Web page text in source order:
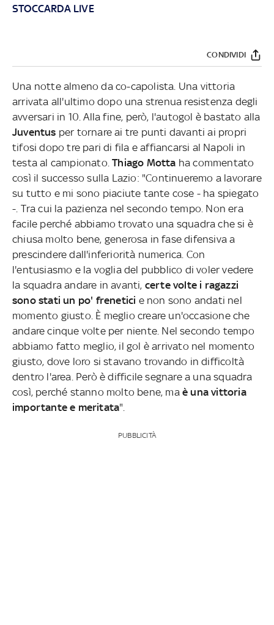
STOCCARDA LIVE
CONDIVIDI
Una notte almeno da co-capolista. Una vittoria
arrivata all'ultimo dopo una strenua resistenza degli
avversari in 10. Alla fine, però, l'autogol è bastato alla
Juventus per tornare ai tre punti davanti ai propri
tifosi dopo tre pari di fila e affiancarsi al Napoli in
testa al campionato.Thiago Motta ha commentato
così il successo sulla Lazio: "Continueremo a lavorare
su tutto e mi sono piaciute tante cose - ha spiegato
-. Tra cui la pazienza nel secondo tempo. Non era
facile perché abbiamo trovato una squadra che si è
chiusa molto bene, generosa in fase difensiva a
prescindere dall'inferiorità numerica. Con
l'entusiasmo e la voglia del pubblico di voler vedere
la squadra andare in avanti, certe volte i ragazzi
sono stati un po' frenetici e non sono andati nel
momento giusto. È meglio creare un'occasione che
andare cinque volte per niente. Nel secondo tempo
abbiamo fatto meglio, il gol è arrivato nel momento
giusto, dove loro si stavano trovando in difficoltà
dentro l'area. Però è difficile segnare a una squadra
così, perché stanno molto bene, maè una vittoria
importante e meritata".
PUBBLICITÀ